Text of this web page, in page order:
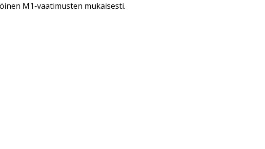
M1-vaatimusten mukaisesti.